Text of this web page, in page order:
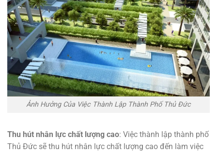
Ảnh Hưởng Của Việc Thành Lập Thành Phố Thủ Đức
Thu hút nhân lực chất lượng cao: Việc thành lập thành phố
Thủ Đức sẽ thu hút nhân lực chất lượng cao đến làm việc